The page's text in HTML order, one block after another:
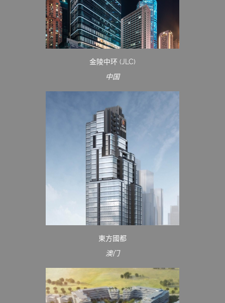
金陵中环 (JLC)
中国
東方國都
澳门